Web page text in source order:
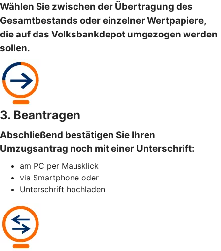
Wählen Sie zwischen der Übertragung des
Gesamtbestands oder einzelner Wertpapiere,
die auf das Volksbankdepot umgezogen werden
sollen.
3. Beantragen
Abschließend bestätigen Sie Ihren
Umzugsantrag noch mit einer Unterschrift:
am PC per Mausklick
via Smartphone oder
Unterschrift hochladen